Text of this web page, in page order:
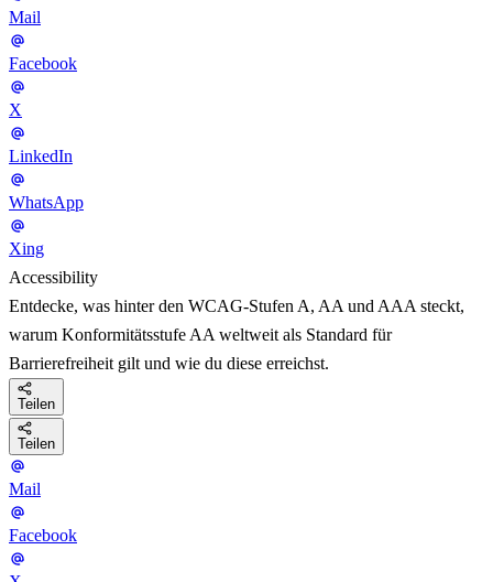
Mail
Facebook
X
LinkedIn
WhatsApp
Xing
Accessibility
Entdecke, was hinter den WCAG-Stufen A, AA und AAA steckt,
warum Konformitätsstufe AA weltweit als Standard für
Barrierefreiheit gilt und wie du diese erreichst.
Teilen
Teilen
Mail
Facebook